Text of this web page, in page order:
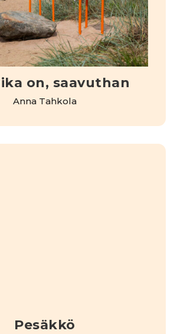
on, saavuthan
Anna Tahkola
Pesäkkö